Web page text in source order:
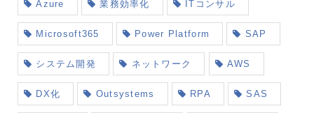
Azure 業務効率化 ITコンサル
Microsoft365 Power Platform SAP
システム開発 ネットワーク AWS
DX化 Outsystems RPA SAS